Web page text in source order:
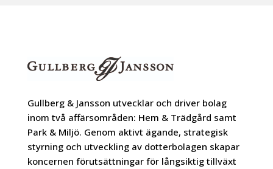
Gullberg & Jansson utvecklar och driver bolag
inom två affärsområden: Hem & Trädgård samt
Park & Miljö. Genom aktivt ägande, strategisk
styrning och utveckling av dotterbolagen skapar
koncernen förutsättningar för långsiktig tillväxt